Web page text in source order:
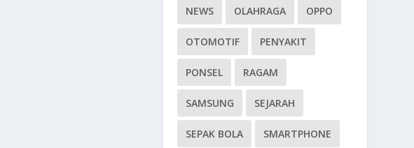
NEWS OLAHRAGA OPPO
OTOMOTIF PENYAKIT
PONSEL RAGAM
SAMSUNG SEJARAH
SEPAK BOLA SMARTPHONE